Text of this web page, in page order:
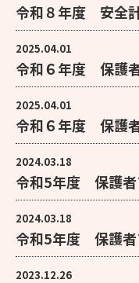
令和８年度 安全
2025.04.01
令和６年度 保護
2025.04.01
令和６年度 保護
2024.03.18
令和5年度 保護
2024.03.18
令和5年度 保護
2023.12.26